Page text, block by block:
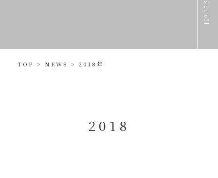
scroll
TOP > NEWS > 2018年
2 0 1 8